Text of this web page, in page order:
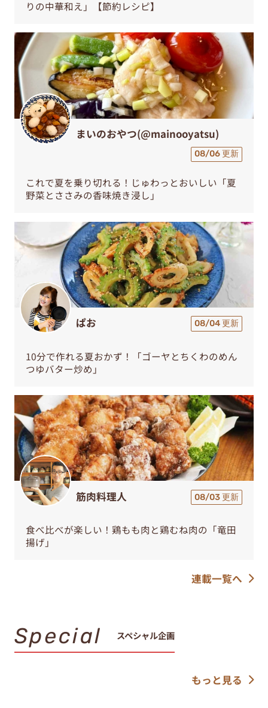
りの中華和え」【節約レシピ】
まいのおやつ(@mainooyatsu)
08/06 更新
これで夏を乗り切れる！じゅわっとおいしい「夏
野菜とささみの香味焼き浸し」
ぱお 08/04 更新
10分で作れる夏おかず！「ゴーヤとちくわのめん
つゆバター炒め」
筋肉料理人 08/03 更新
食べ比べが楽しい！鶏もも肉と鶏むね肉の「竜田
揚げ」
連載一覧へ
Special スペシャル企画
もっと見る